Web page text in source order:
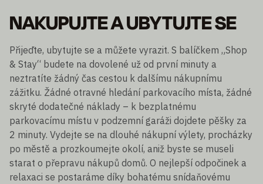
NAKUPUJTE A UBYTUJTE SE
Přijeďte, ubytujte se a můžete vyrazit. S balíčkem „Shop
& Stay“ budete na dovolené už od první minuty a
neztratíte žádný čas cestou k dalšímu nákupnímu
zážitku. Žádné otravné hledání parkovacího místa, žádné
skryté dodatečné náklady – k bezplatnému
parkovacímu místu v podzemní garáži dojdete pěšky za
2 minuty. Vydejte se na dlouhé nákupní výlety, procházky
po městě a prozkoumejte okolí, aniž byste se museli
starat o přepravu nákupů domů. O nejlepší odpočinek a
relaxaci se postaráme díky bohatému snídaňovému